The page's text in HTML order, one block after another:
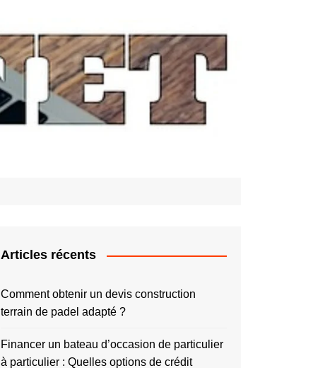
Articles récents
Comment obtenir un devis construction
terrain de padel adapté ?
Financer un bateau d’occasion de particulier
à particulier : Quelles options de crédit